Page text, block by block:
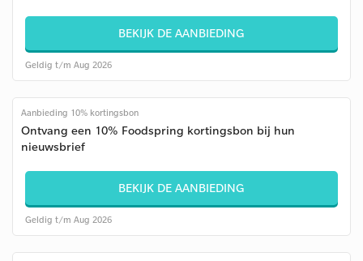
BEKIJK DE AANBIEDING
Geldig t/m Aug 2026
Aanbieding 10% kortingsbon
Ontvang een 10% Foodspring kortingsbon bij hun
nieuwsbrief
BEKIJK DE AANBIEDING
Geldig t/m Aug 2026